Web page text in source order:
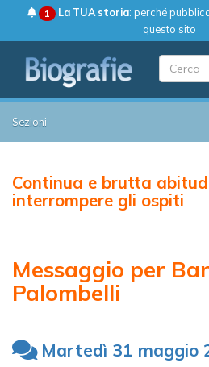
1 La TUA storia: perché
questo sito
Sezioni
Continua e brutta
interrompere gli ospiti
Messaggio per
Palombelli
Martedì 31 maggio